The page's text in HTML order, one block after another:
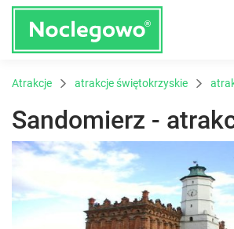
Atrakcje atrakcje świętokrzyskie
Sandomierz -